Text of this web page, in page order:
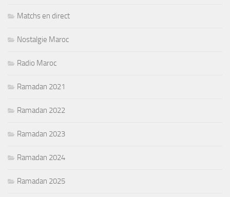
Matchs en direct
Nostalgie Maroc
Radio Maroc
Ramadan 2021
Ramadan 2022
Ramadan 2023
Ramadan 2024
Ramadan 2025